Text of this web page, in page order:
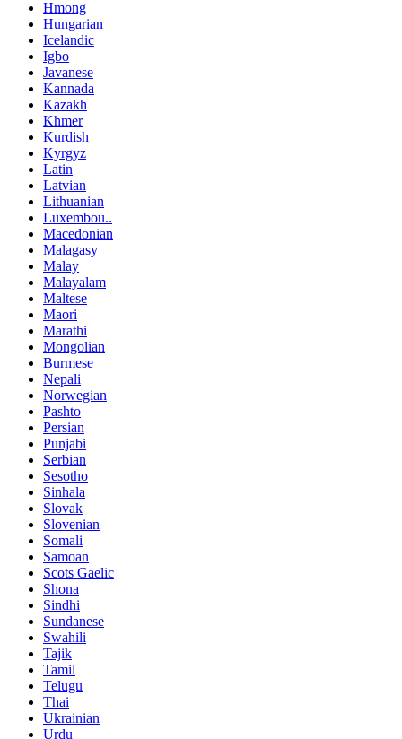
Hmong
Hungarian
Icelandic
Igbo
Javanese
Kannada
Kazakh
Khmer
Kurdish
Kyrgyz
Latin
Latvian
Lithuanian
Luxembou..
Macedonian
Malagasy
Malay
Malayalam
Maltese
Maori
Marathi
Mongolian
Burmese
Nepali
Norwegian
Pashto
Persian
Punjabi
Serbian
Sesotho
Sinhala
Slovak
Slovenian
Somali
Samoan
Scots Gaelic
Shona
Sindhi
Sundanese
Swahili
Tajik
Tamil
Telugu
Thai
Ukrainian
Urdu